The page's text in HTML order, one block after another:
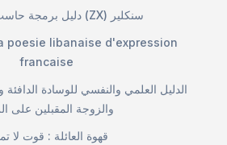
دليل برمجة حاسب سبكتروم (ZX) سنكلير
poesie libanaise d'expression
francaise
الدليل العلمي والنفسي للوسادة الدافئة
والزوجة المقبلين على
قهوة العائلة : قوت لا